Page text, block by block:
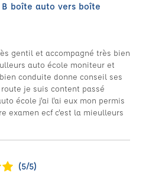
boîte auto vers boîte
gentil et accompagné très bien
auto école moniteur et
conduite donne conseil ses
je suis content passé
école j'ai l'ai eux mon permis
examen ecf c'est la mieulleurs
(5/5)